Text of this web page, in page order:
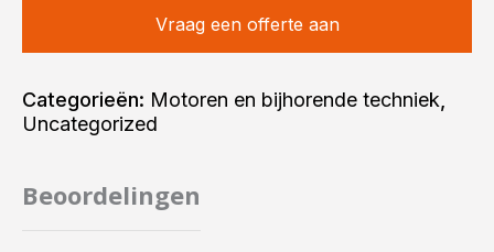
Vraag een offerte aan
Categorieën: Motoren en bijhorende techniek
Uncategorized
Beoordelingen